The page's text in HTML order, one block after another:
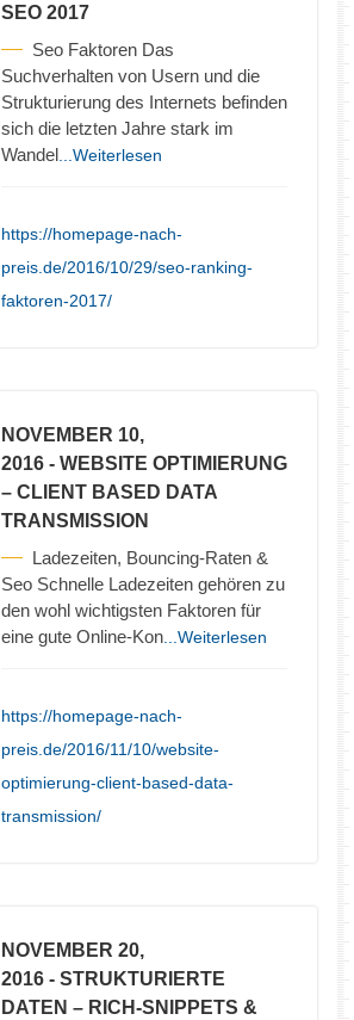
SEO 2017
Seo Faktoren Das
Suchverhalten von Usern und die
Strukturierung des Internets befinden
sich die letzten Jahre stark im
Wandel ...Weiterlesen
https://homepage-nach-
preis.de/2016/10/29/seo-ranking-
faktoren-2017/
NOVEMBER 10,
2016 - WEBSITE OPTIMIERUNG
– CLIENT BASED DATA
TRANSMISSION
Ladezeiten, Bouncing-Raten &
Seo Schnelle Ladezeiten gehören zu
den wohl wichtigsten Faktoren für
eine gute Online-Kon ...Weiterlesen
https://homepage-nach-
preis.de/2016/11/10/website-
optimierung-client-based-data-
transmission/
NOVEMBER 20,
2016 - STRUKTURIERTE
DATEN – RICH-SNIPPETS &